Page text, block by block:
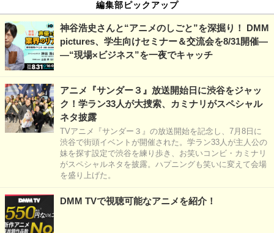
編集部ピックアップ
神谷浩史さんと“アニメのしごと”を深掘り！ DMM
pictures、学生向けセミナー＆交流会を8/31開催―
―“現場×ビジネス”を一夜でキャッチ
アニメ『サンダー３』放送開始日に渋谷をジャッ
ク！学ラン33人が大捜索、カミナリがスペシャル
ネタ披露
TVアニメ『サンダー３』の放送開始を記念し、7月8日に
渋谷で街頭イベントが開催された。学ラン33人が主人公の
妹を探す設定で渋谷を練り歩き、お笑いコンビ・カミナリ
がスペシャルネタを披露。ハプニングも笑いに変えて会場
を盛り上げた。
DMM TVで視聴可能なアニメを紹介！